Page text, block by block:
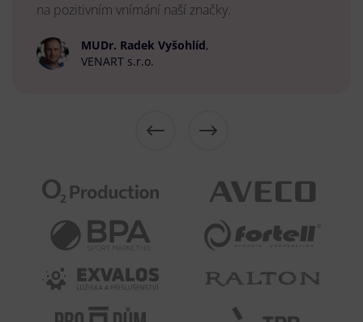
na pozitivním vnímání naší značky.
MUDr. Radek Vyšohlíd,
VENART s.r.o.